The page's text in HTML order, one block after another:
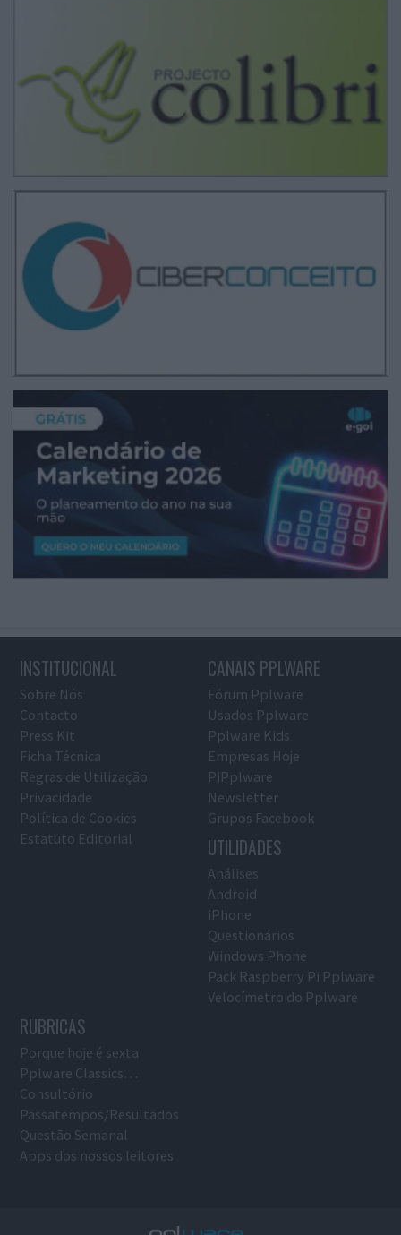
INSTITUCIONAL
Sobre Nós
Contacto
Press Kit
Ficha Técnica
Regras de Utilização
Privacidade
Política de Cookies
Estatuto Editorial
CANAIS PPLWARE
Fórum Pplware
Usados Pplware
Pplware Kids
Empresas Hoje
PiPplware
Newsletter
Grupos Facebook
UTILIDADES
Análises
Android
iPhone
Questionários
Windows Phone
Pack Raspberry Pi Pplware
Velocímetro do Pplware
RUBRICAS
Porque hoje é sexta
Pplware Classics…
Consultório
Passatempos/Resultados
Questão Semanal
Apps dos nossos leitores